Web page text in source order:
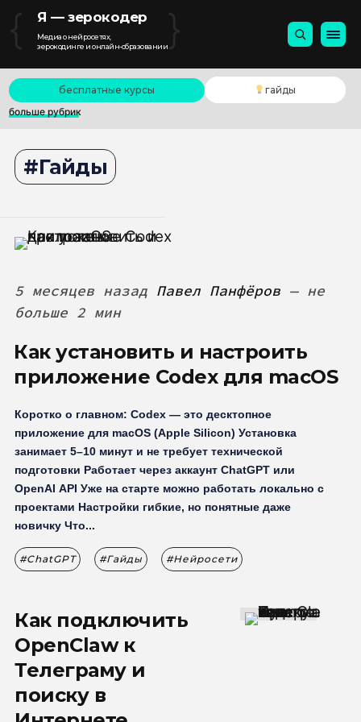
{ Я — зерокодер
Медиа о нейросетях,
зерокодинге и онлайн-образовании}
бесплатные курсы
гайды
больше рубрик
Гайды
5 месяцев назад Павел Панфёров — не
больше 2 мин
Как установить и настроить
приложение Codex для macOS
Коротко о главном: Codex — это десктопное
приложение для macOS (Apple Silicon) Установка
занимает 5–10 минут и не требует технической
подготовки Работает через аккаунт ChatGPT или
OpenAI API Уже на старте можно работать локально с
проектами Настройки гибкие, но понятные даже
новичку Что...
ChatGPT Гайды Нейросети
Как подключить
OpenClaw к
Телеграму и
поиску в